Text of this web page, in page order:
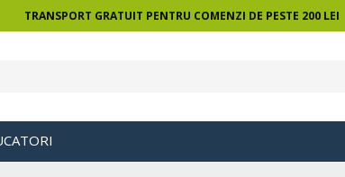
TRANSPORT GRATUIT PENTRU COMENZI DE PESTE 200 LEI